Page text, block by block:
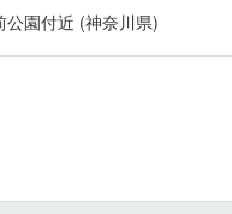
公園付近 (神奈川県)